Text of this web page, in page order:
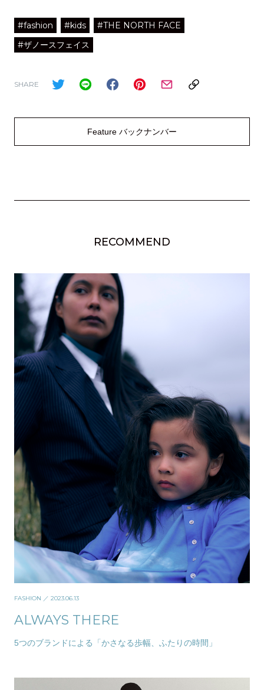
#fashion #kids
#THE NORTH FACE
#ザノースフェイス
SHARE
Feature バックナンバー
RECOMMEND
FASHION ／ 2023.06.13
ALWAYS THERE
5つのブランドによる「かさなる歩幅、ふたりの時間」